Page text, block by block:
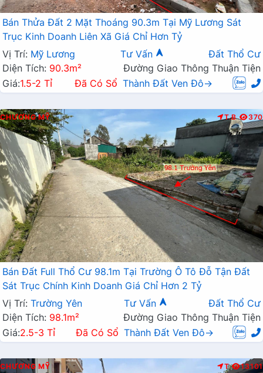
Bán Thửa Đất 2 Mặt Thoáng 90.3m Tại Mỹ Lương Sát
Trục Kinh Doanh Liên Xã Giá Chỉ Hơn Tỷ
Vị Trí: Mỹ Lương Tư Vấn
Đất Thổ Cư
Diện Tích: 90.3m²
Đường Giao Thông Thuận Tiện
Giá:1.5-2 Tỉ Đã Có Sổ Thành Đất Ven Đô→
CHƯƠNG MỸ T.B 370
Bán Đất Full Thổ Cư 98.1m Tại Trường Ô Tô Đỗ Tận Đất
Sát Trục Chính Kinh Doanh Giá Chỉ Hơn 2 Tỷ
Vị Trí: Trường Yên Tư Vấn
Đất Thổ Cư
Diện Tích: 98.1m²
Đường Giao Thông Thuận Tiện
Giá:2.5-3 Tỉ Đã Có Sổ Thành Đất Ven Đô→
CHƯƠNG MỸ T 13101